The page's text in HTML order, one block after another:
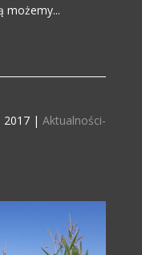
możemy...
2017| Aktualności-